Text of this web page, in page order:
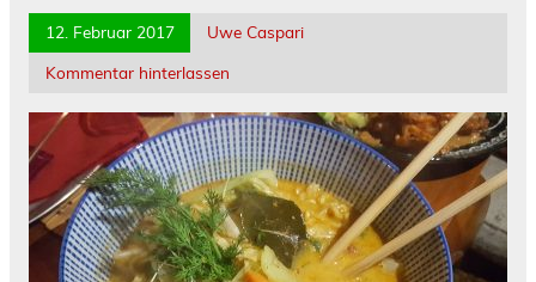
12. Februar 2017
Uwe Caspari
Kommentar hinterlassen